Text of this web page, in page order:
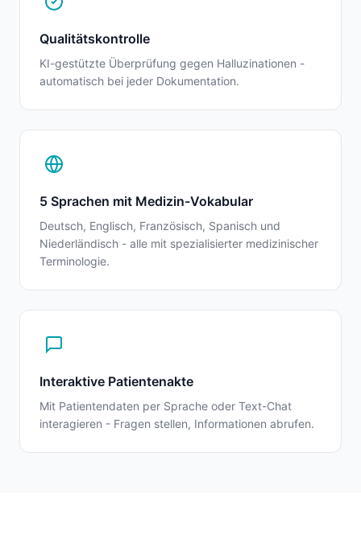
Qualitätskontrolle
KI-gestützte Überprüfung gegen Halluzinationen -
automatisch bei jeder Dokumentation.
5 Sprachen mit Medizin-Vokabular
Deutsch, Englisch, Französisch, Spanisch und
Niederländisch - alle mit spezialisierter medizinischer
Terminologie.
Interaktive Patientenakte
Mit Patientendaten per Sprache oder Text-Chat
interagieren - Fragen stellen, Informationen abrufen.